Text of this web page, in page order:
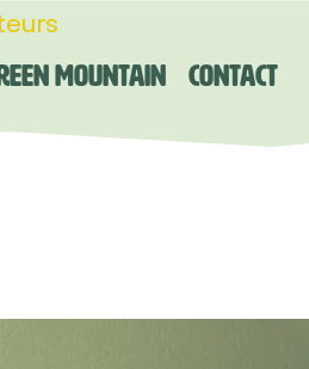
Mountain Contact